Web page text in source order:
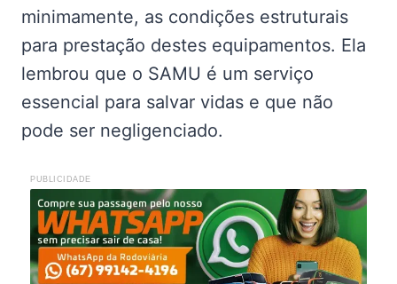
minimamente, as condições estruturais
para prestação destes equipamentos. Ela
lembrou que o SAMU é um serviço
essencial para salvar vidas e que não
pode ser negligenciado.
PUBLICIDADE